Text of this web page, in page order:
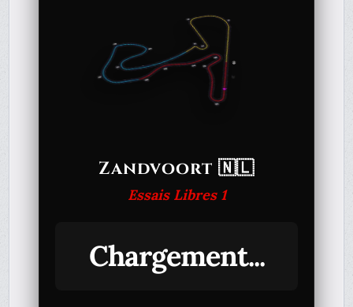
Zandvoort 🇳🇱
Essais Libres 1
Chargement...